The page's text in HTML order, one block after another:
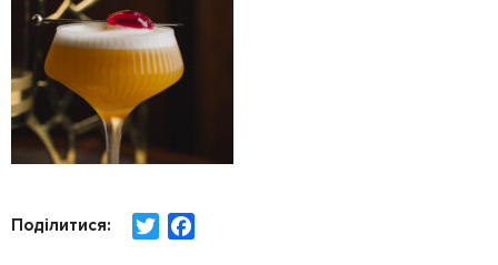
Поділитися: